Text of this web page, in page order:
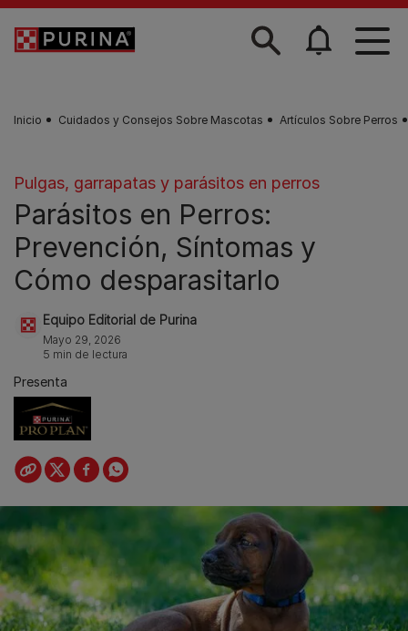
Skip to main content
Inicio Cuidados y Consejos Sobre Mascotas Artículos Sobre Perros
Pulgas, garrapatas y parásitos en perros
Parásitos en Perros:
Prevención, Síntomas y
Cómo desparasitarlo
Equipo Editorial de Purina
Mayo 29, 2026
5 min de lectura
Presenta